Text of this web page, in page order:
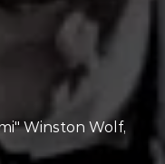
Winston Wolf,